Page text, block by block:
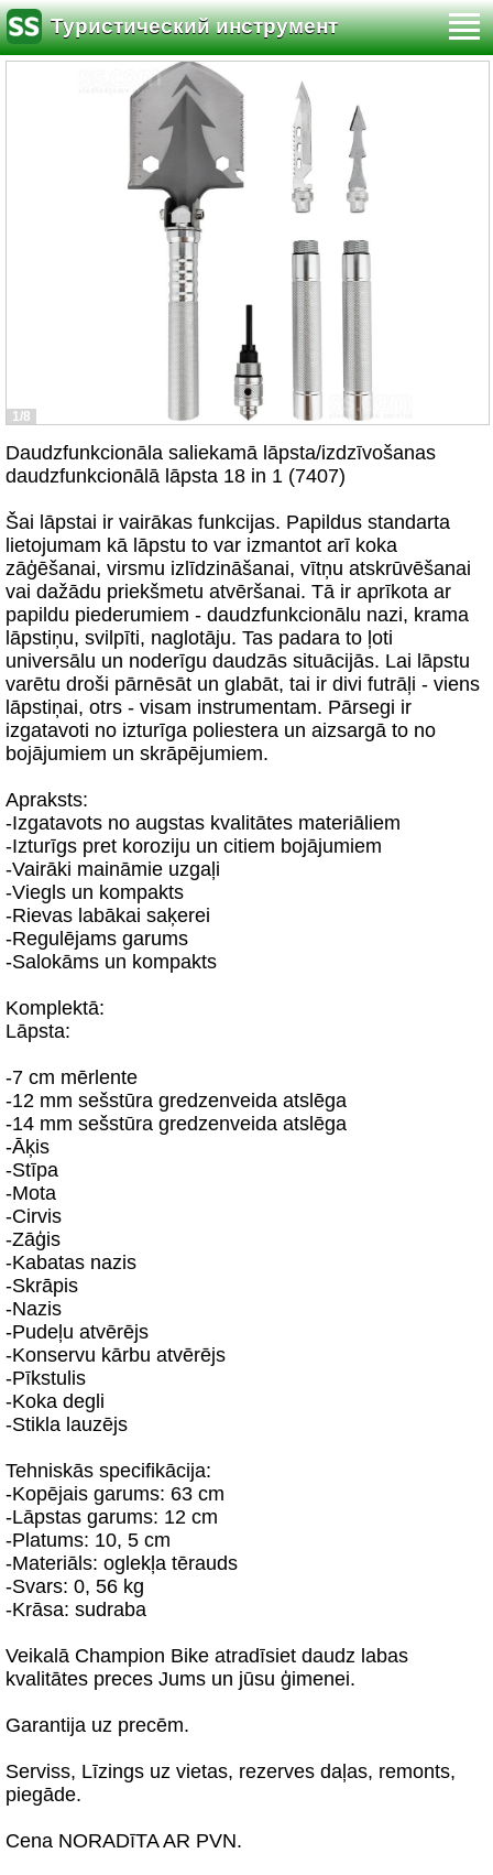
Туристический инструмент
1/8
Daudzfunkcionāla saliekamā lāpsta/izdzīvošanas
daudzfunkcionālā lāpsta 18 in 1 (7407)
Šai lāpstai ir vairākas funkcijas. Papildus standarta
lietojumam kā lāpstu to var izmantot arī koka
zāģēšanai, virsmu izlīdzināšanai, vītņu atskrūvēšanai
vai dažādu priekšmetu atvēršanai. Tā ir aprīkota ar
papildu piederumiem - daudzfunkcionālu nazi, krama
lāpstiņu, svilpīti, naglotāju. Tas padara to ļoti
universālu un noderīgu daudzās situācijās. Lai lāpstu
varētu droši pārnēsāt un glabāt, tai ir divi futrāļi - viens
lāpstiņai, otrs - visam instrumentam. Pārsegi ir
izgatavoti no izturīga poliestera un aizsargā to no
bojājumiem un skrāpējumiem.
Apraksts:
-Izgatavots no augstas kvalitātes materiāliem
-Izturīgs pret koroziju un citiem bojājumiem
-Vairāki maināmie uzgaļi
-Viegls un kompakts
-Rievas labākai saķerei
-Regulējams garums
-Salokāms un kompakts
Komplektā:
Lāpsta:
-7 cm mērlente
-12 mm sešstūra gredzenveida atslēga
-14 mm sešstūra gredzenveida atslēga
-Āķis
-Stīpa
-Mota
-Cirvis
-Zāģis
-Kabatas nazis
-Skrāpis
-Nazis
-Pudeļu atvērējs
-Konservu kārbu atvērējs
-Pīkstulis
-Koka degli
-Stikla lauzējs
Tehniskās specifikācija:
-Kopējais garums: 63 cm
-Lāpstas garums: 12 cm
-Platums: 10, 5 cm
-Materiāls: oglekļa tērauds
-Svars: 0, 56 kg
-Krāsa: sudraba
Veikalā Champion Bike atradīsiet daudz labas
kvalitātes preces Jums un jūsu ģimenei.
Garantija uz precēm.
Serviss, Līzings uz vietas, rezerves daļas, remonts,
piegāde.
Cena NORADīTA AR PVN.